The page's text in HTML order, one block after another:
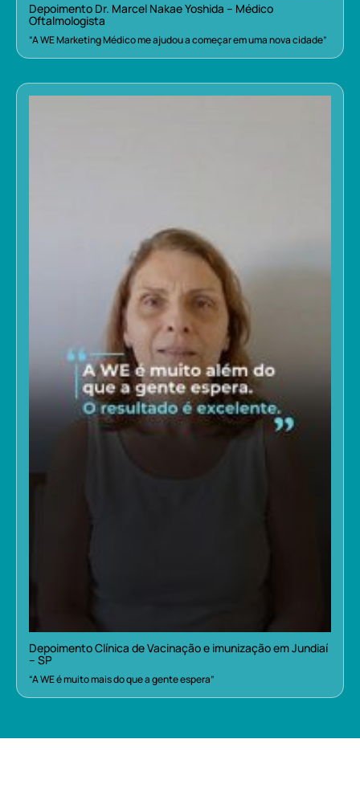
Depoimento Dr. Marcel Nakae Yoshida – Médico
Oftalmologista
“A WE Marketing Médico me ajudou a começar em uma nova cidade”
Depoimento Clínica de Vacinação e imunização em Jundiaí
– SP
“A WE é muito mais do que a gente espera”